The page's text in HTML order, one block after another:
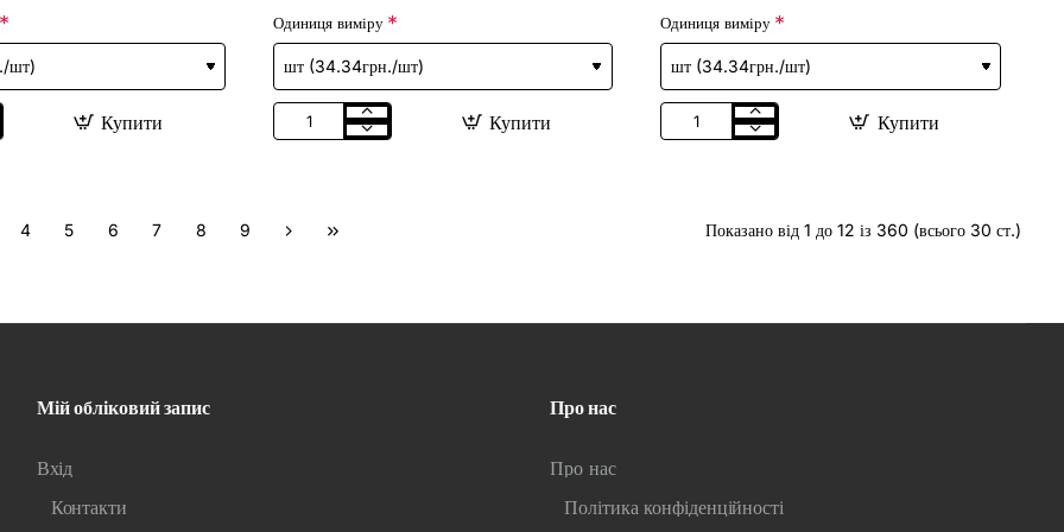
Купити
Одиниця виміру
Кондитерська
рожевий
(110х60)
Купити
Одиниця виміру
Кондитерська
фіолетовий
(110х60)
Купити
4 5 6 7 8 9 Показано від 1 до 12 із 360 (всього 30 ст.)
Мій обліковий запис
Вхід
Контакти
Про нас
Про нас
Політика конфіденційності